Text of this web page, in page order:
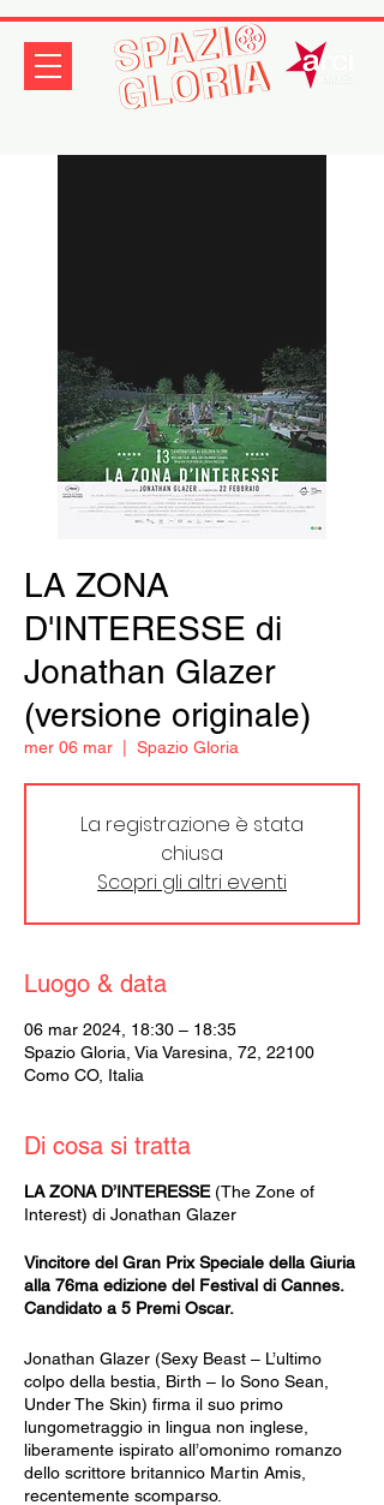
LA ZONA
D'INTERESSE di
Jonathan Glazer
(versione originale)
mer 06 mar Spazio Gloria
La registrazione è stata
chiusa
Scopri gli altri eventi
Luogo & data
06 mar 2024, 18:30 – 18:35
Spazio Gloria, Via Varesina, 72, 22100
Como CO, Italia
Di cosa si tratta
LA ZONA D’INTERESSE(The Zone of
Interest) di Jonathan Glazer
Vincitore del Gran Prix Speciale della Giuria
alla 76ma edizione del Festival di Cannes.
Candidato a 5 Premi Oscar.
Jonathan Glazer (Sexy Beast – L’ultimo
colpo della bestia, Birth – Io Sono Sean,
Under The Skin) firma il suo primo
lungometraggio in lingua non inglese,
liberamente ispirato all’omonimo romanzo
dello scrittore britannico Martin Amis,
recentemente scomparso.